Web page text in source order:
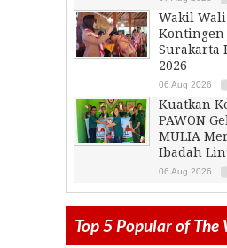
Wakil Wali
Kontingen
Surakarta
2026
06 Aug 2026
Kuatkan
PAWON
MULIA
Ibadah
06 Aug 2026
Top 5 Popular of The